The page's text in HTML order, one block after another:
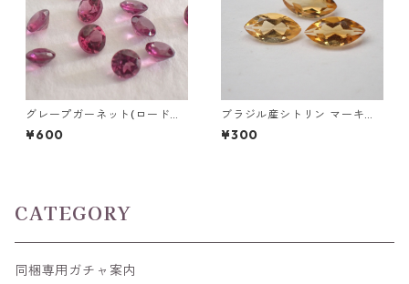
グレープガーネット(ロードラ
イトガーネット) ラウンドカッ
トルース 0.1ct前後 直径3mm
¥600
ブラジル産シトリン マーキス
カットルース 5mm*2.5mm
¥300
CATEGORY
同梱専用ガチャ案内